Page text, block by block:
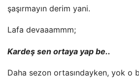
şaşırmayın derim yani.
Lafa devaaammm;
Kardeş sen ortaya yap be..
Daha sezon ortasındayken, yok o